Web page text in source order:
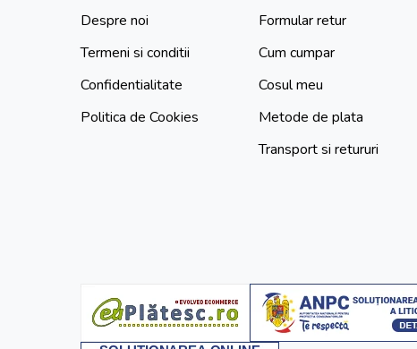
Despre noi
Termeni si conditii
Confidentialitate
Politica de Cookies
Formular retur
Cum cumpar
Cosul meu
Metode de plata
Transport si retururi